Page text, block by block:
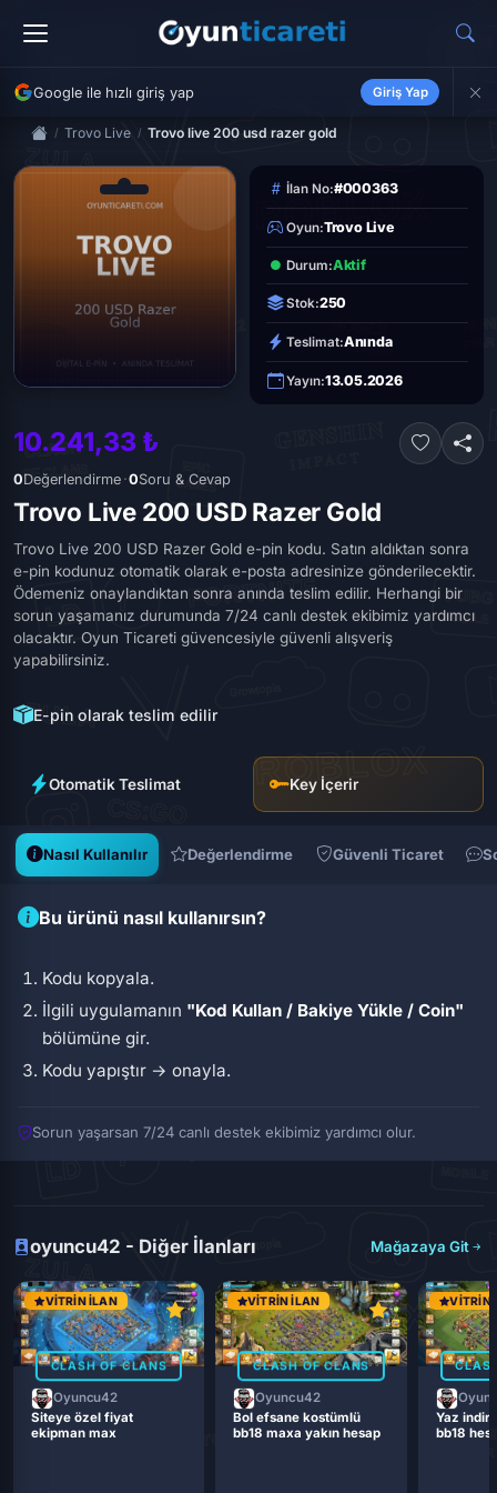
Google ile hızlı giriş yap Giriş Yap
Trovo Live Trovo live 200 usd razer gold
İlan No:#000363
Oyun:Trovo Live
Durum:Aktif
Stok:250
Teslimat:Anında
Yayın:13.05.2026
10.241,33 ₺
0Değerlendirme ·0Soru & Cevap
Trovo Live 200 USD Razer Gold
Trovo Live 200 USD Razer Gold e-pin kodu. Satın aldıktan sonra
e-pin kodunuz otomatik olarak e-posta adresinize gönderilecektir.
Ödemeniz onaylandıktan sonra anında teslim edilir. Herhangi bir
sorun yaşamanız durumunda 7/24 canlı destek ekibimiz yardımcı
olacaktır. Oyun Ticareti güvencesiyle güvenli alışveriş
yapabilirsiniz.
E-pin olarak teslim edilir
Otomatik Teslimat Key İçerir
Nasıl Kullanılır Değerlendirme Güvenli Ticaret
Bu ürünü nasıl kullanırsın?
Kodu kopyala.
İlgili uygulamanın "Kod Kullan / Bakiye Yükle / Coin"
bölümüne gir.
Kodu yapıştır → onayla.
Sorun yaşarsan 7/24 canlı destek ekibimiz yardımcı olur.
oyuncu42 - Diğer İlanları Mağazaya Git
VITRIN İLAN
CLASH OF CLANS
Oyuncu42
Siteye özel fiyat
ekipman max
VITRIN İLAN
CLASH OF CLANS
Oyuncu42
Bol efsane kostümlü
bb18 maxa yakın hesap
VITRIN
Yaz
bb18